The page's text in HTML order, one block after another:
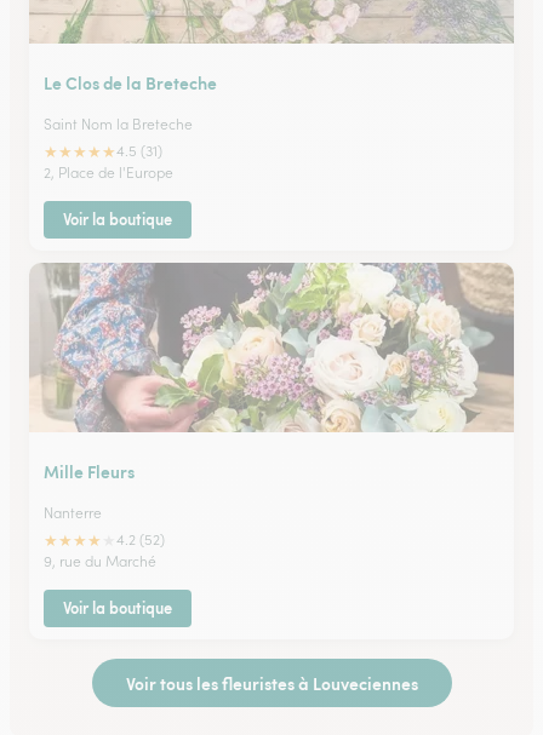
Le Clos de la Breteche
Saint Nom la Breteche
★★★★★4.5 (31)
2, Place de l'Europe
Voir la boutique
Mille Fleurs
Nanterre
★★★★
4.2 (52)
9, rue du Marché
Voir la boutique
Voir tous les fleuristes à Louveciennes